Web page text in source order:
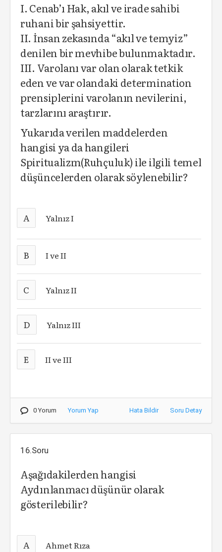
I. Cenab’ı Hak, akıl ve irade sahibi
ruhani bir şahsiyettir.
II. İnsan zekasında “akıl ve temyiz”
denilen bir mevhibe bulunmaktadır.
III. Varolanı var olan olarak tetkik
eden ve var olandaki determination
prensiplerini varolanın nevilerini,
tarzlarını araştırır.
Yukarıda verilen maddelerden
hangisi ya da hangileri
Spiritualizm(Ruhçuluk) ile ilgili temel
düşüncelerden olarak söylenebilir?
A Yalnız I
B I ve II
C Yalnız II
D Yalnız III
E II ve III
0 Yorum Yorum Yap Hata Bildir Soru Detay
16.Soru
Aşağıdakilerden hangisi
Aydınlanmacı düşünür olarak
gösterilebilir?
A Ahmet Rıza